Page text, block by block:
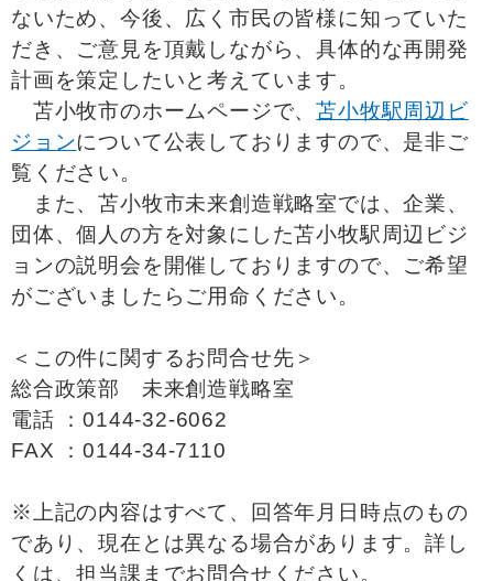
ないため、今後、広く市民の皆様に知っていた
だき、ご意見を頂戴しながら、具体的な再開発
計画を策定したいと考えています。
苫小牧市のホームページで、苫小牧駅周辺ビ
ジョンについて公表しておりますので、是非ご
覧ください。
また、苫小牧市未来創造戦略室では、企業、
団体、個人の方を対象にした苫小牧駅周辺ビジ
ョンの説明会を開催しておりますので、ご希望
がございましたらご用命ください。
＜この件に関するお問合せ先＞
総合政策部 未来創造戦略室
電話 ：0144-32-6062
FAX ：0144-34-7110
※上記の内容はすべて、回答年月日時点のもの
であり、現在とは異なる場合があります。詳し
くは、担当課までお問合せください。